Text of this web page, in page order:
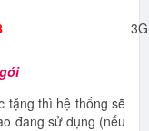
tặng thì hệ thống sẽ
đang sử dụng (nếu